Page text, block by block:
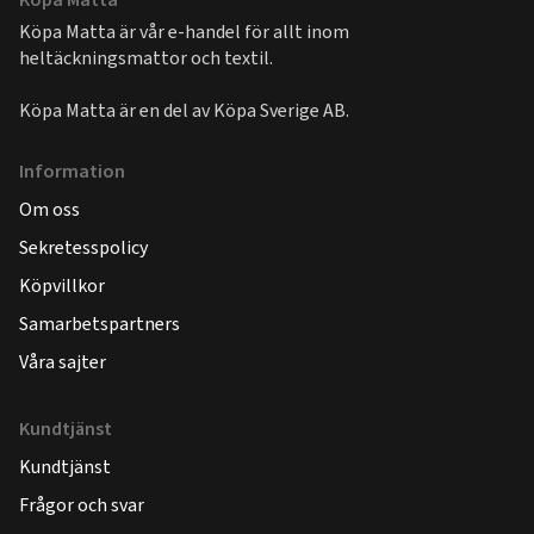
Köpa Matta är vår e-handel för allt inom
heltäckningsmattor och textil.
Köpa Matta är en del avKöpa Sverige AB.
Information
Om oss
Sekretesspolicy
Köpvillkor
Samarbetspartners
Våra sajter
Kundtjänst
Kundtjänst
Frågor och svar